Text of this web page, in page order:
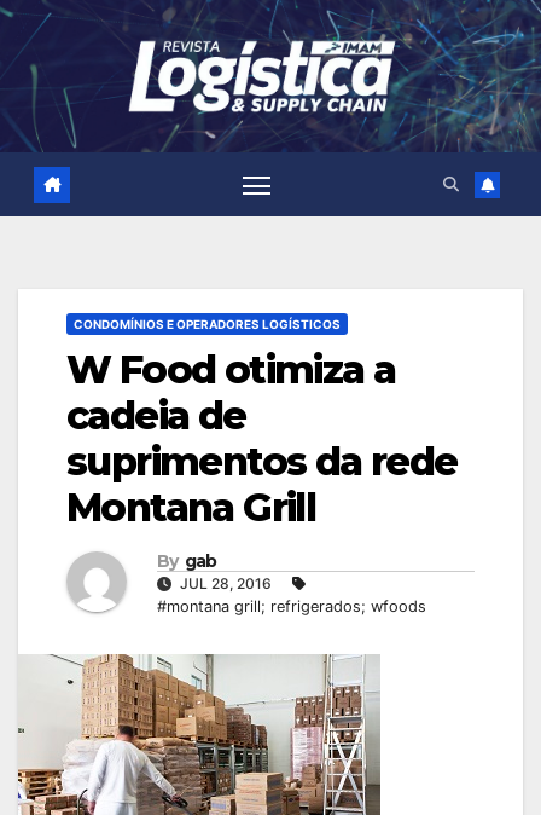
Skip
content
CONDOMÍNIOS E OPERADORES LOGÍSTICOS
W Food otimiza a
cadeia de
suprimentos da rede
Montana Grill
By gab
JUL 28, 2016
#montana grill; refrigerados; wfoods